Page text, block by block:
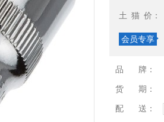
土猫 价：
会员专享
品 牌：
货 期：
配 送：